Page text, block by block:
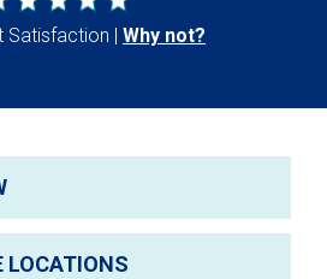
Satisfaction Why not?
LOCATIONS